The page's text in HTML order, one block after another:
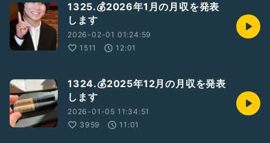
完熟トマト新聞のSUZURI
https://suzuri.jp/kantomashinbun
1325.💰2026年1月の月収を発表
します
2026-02-01 01:24:59
1511
12:01
1324.💰2025年12月の月収を発表
します
2026-01-05 11:34:51
3959
11:01